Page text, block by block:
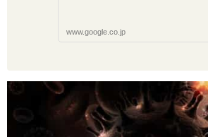
www.google.co.jp